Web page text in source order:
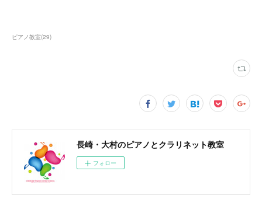
ピアノ教室(29)
長崎・大村のピアノとクラリネット教室
フォロー